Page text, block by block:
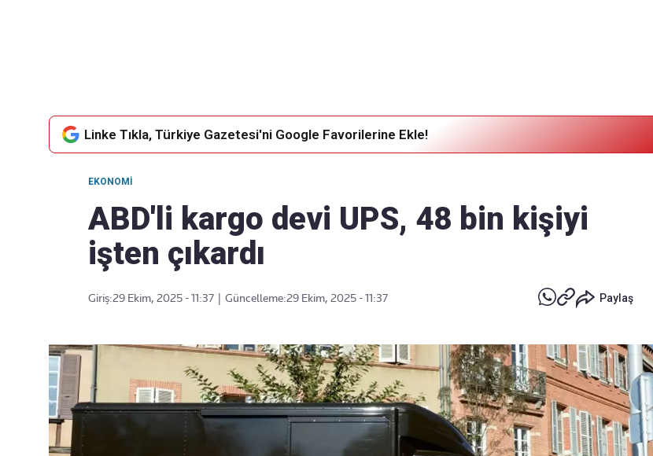
Linke Tıkla, Türkiye Gazetesi'ni Google Favorilerine Ekle!
EKONOMI
ABD'li kargo devi UPS, 48 bin kişiyi
işten çıkardı
Giriş:29 Ekim, 2025 - 11:37 Güncelleme:29 Ekim, 2025 - 11:37 Paylaş